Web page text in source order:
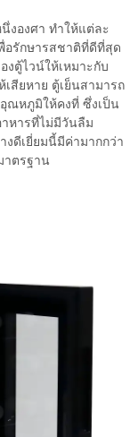
องศา ทำให้แต่ละ
อรักษารสชาติที่ดีที่สุด
ตู้ไวน์ให้เหมาะกับ
สียหาย ตู้เย็นสามารถ
ณหภูมิให้คงที่ ซึ่งเป็น
หารที่ไม่มีวันลืม
งดีเยี่ยมนี้มีค่ามากกว่า
าตรฐาน